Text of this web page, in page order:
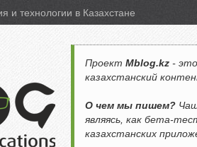
и технологии в Казахстане
Проект Mblog.kz -
казахстанский
О чем мы пишем?
являясь, как бета-
казахстанских